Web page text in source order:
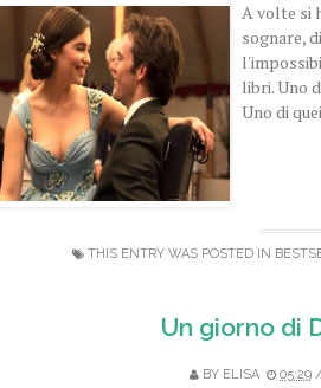
A volte si
sognare,
libri. Uno
Uno di
THIS ENTRY WAS POSTED IN
Un giorno di
BY ELISA 05:29